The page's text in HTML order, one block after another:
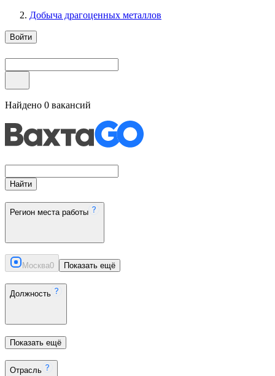
Добыча драгоценных металлов
Войти
Найдено 0 вакансий
Найти
Регион места работы
Москва0 Показать ещё
Должность
Показать ещё
Отрасль